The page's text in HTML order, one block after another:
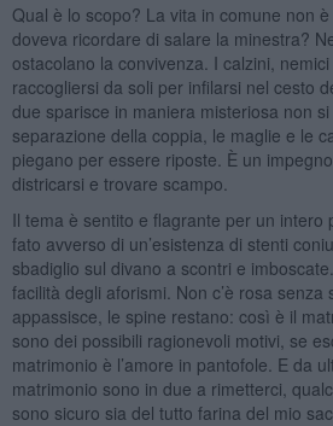
Qual è lo scopo? La vita in comune non
doveva ricordare di salare la minestra?
ostacolano la convivenza. I calzini,
raccogliersi da soli per infilarsi nel cesto
due sparisce in maniera misteriosa non
separazione della coppia, le maglie e le
piegano per essere riposte. È un
districarsi e trovare scampo.
Il tema è sentito e flagrante per un intero
fato avverso di un’esistenza di stenti
sbadiglio sul divano a scontri e
facilità degli aforismi. Non c’è rosa senza
appassisce, le spine restano: così è il
sono dei possibili ragionevoli motivi, se
matrimonio è l’amore in pantofole. E da
matrimonio sono in due a rimetterci,
sono sicuro sia del tutto farina del mio